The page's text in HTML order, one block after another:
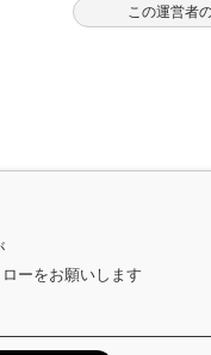
この運営者
ーをお願いします